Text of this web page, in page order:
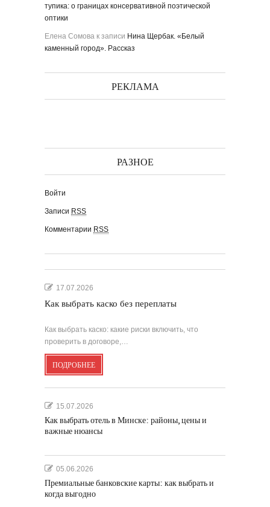
тупика: о границах консервативной поэтической
оптики
Елена Сомова к записи Нина Щербак. «Белый
каменный город». Рассказ
РЕКЛАМА
РАЗНОЕ
Войти
Записи RSS
Комментарии RSS
17.07.2026
Как выбрать каско без переплаты
Как выбрать каско: какие риски включить, что
проверить в договоре,…
ПОДРОБНЕЕ
15.07.2026
Как выбрать отель в Минске: районы, цены и
важные нюансы
05.06.2026
Премиальные банковские карты: как выбрать и
когда выгодно